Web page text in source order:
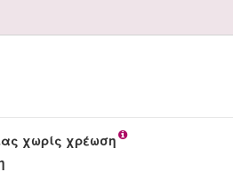
χωρίς χρέωση